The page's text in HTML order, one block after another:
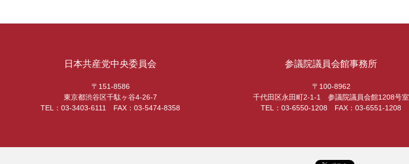
日本共産党中央委員会
〒151-8586
東京都渋谷区千駄ヶ谷4-26-7
TEL：03-3403-6111 FAX：03-5474-8358
参議院議員会館事務所
〒100-8962
千代田区永田町2-1-1 参議院議員会館1208号室
TEL：03-6550-1208 FAX：03-6551-1208